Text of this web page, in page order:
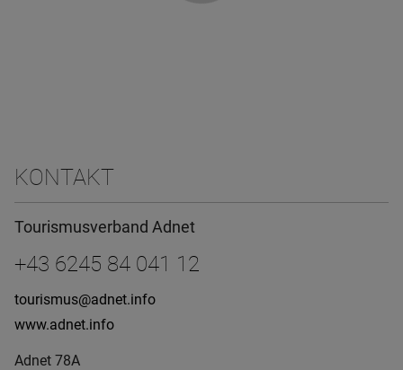
KONTAKT
Tourismusverband Adnet
+43 6245 84 041 12
tourismus@adnet.info
www.adnet.info
Adnet 78A